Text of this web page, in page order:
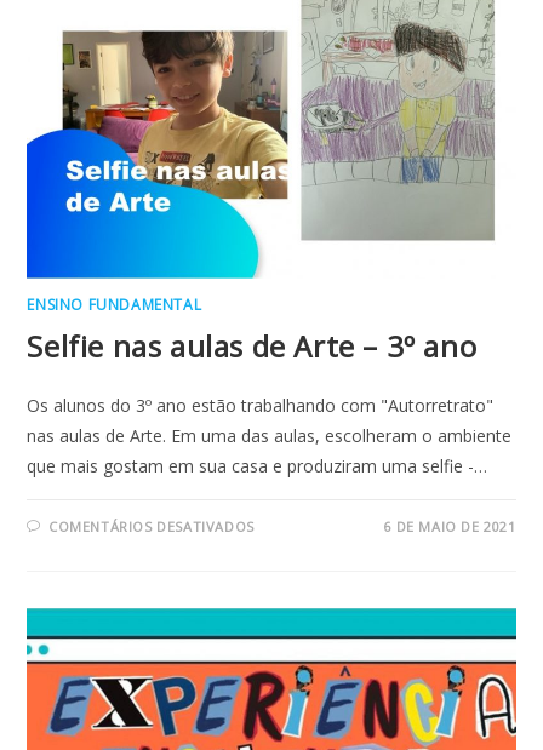
CANTIGAS
DE
RODA
–
2º
ANO
ENSINO FUNDAMENTAL
Selfie nas aulas de Arte – 3º ano
Os alunos do 3º ano estão trabalhando com "Autorretrato"
nas aulas de Arte. Em uma das aulas, escolheram o ambiente
que mais gostam em sua casa e produziram uma selfie -…
COMENTÁRIOS DESATIVADOSEM
ARTE
3º
6 DE MAIO DE 2021